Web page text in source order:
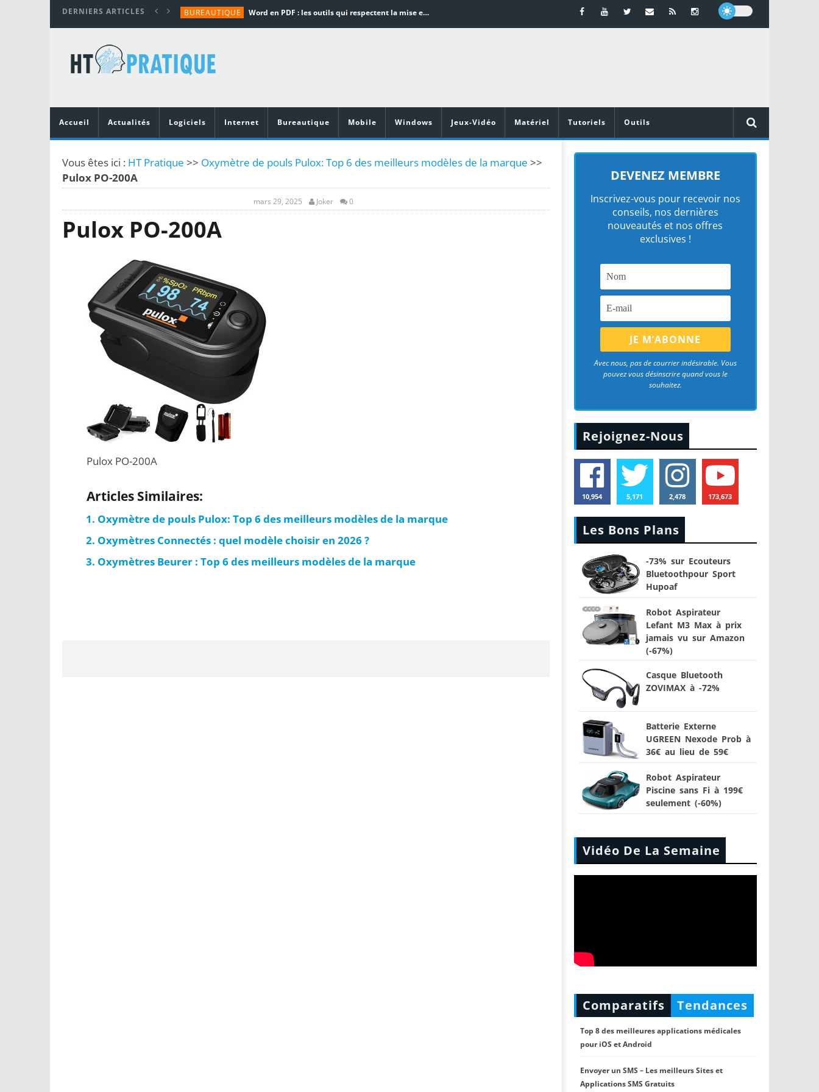
DERNIERS ARTICLES BUREAUTIQUE Word en PDF : les outils qui respectent la mise en page
TUTORIALS
MATÉRIEL
Vidéoprojecteurs Asus : Top 6 des meilleurs modèles de la marque
Accueil
Actualités Logiciels Internet Bureautique Mobile Windows Jeux-Vidéo Matériel Tutoriels Outils
Vous êtes ici : HT Pratique >> Oxymètre de pouls Pulox: Top 6 des meilleurs modèles de la marque >>
Pulox PO-200A
mars 29, 2025 Joker 0
Pulox PO-200A
Pulox PO-200A
Articles Similaires:
Oxymètre de pouls Pulox: Top 6 des meilleurs modèles de la marque
Oxymètres Connectés : quel modèle choisir en 2026 ?
Oxymètres Beurer : Top 6 des meilleurs modèles de la marque
DEVENEZ MEMBRE
Inscrivez-vous pour recevoir nos
conseils, nos dernières
nouveautés et nos offres
exclusives !
Avec nous, pas de courrier indésirable. Vous
pouvez vous désinscrire quand vous le
souhaitez.
Rejoignez-Nous
10,954 5,171 2,478 173,673
Les Bons Plans
-73% sur Ecouteurs
Bluetoothpour Sport
Hupoaf
Robot Aspirateur
Lefant M3 Max à prix
jamais vu sur Amazon
(-67%)
Casque Bluetooth
ZOVIMAX à -72%
Batterie Externe
UGREEN Nexode Prob à
36€ au lieu de 59€
Robot Aspirateur
Piscine sans Fi à 199€
seulement (-60%)
Vidéo De La Semaine
Comparatifs Tendances
Top 8 des meilleures applications médicales
pour iOS et Android
Envoyer un SMS – Les meilleurs Sites et
Applications SMS Gratuits